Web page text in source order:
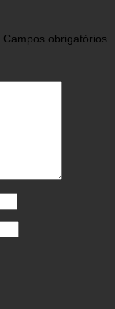
Campos obrigatórios